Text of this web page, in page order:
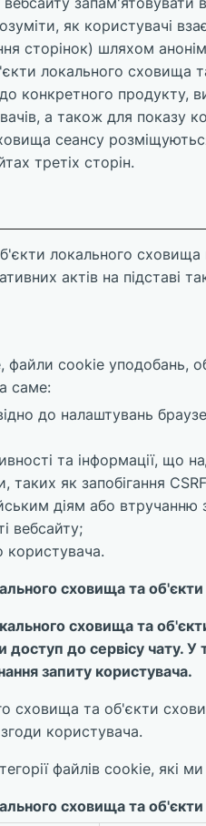
як користувачі
сторінок) шляхом
локального сховища
конкретного продукту,
а також для показу
сеансу
третіх сторін.
локального сховища
актів на підставі
файли cookie уподобань,
саме:
до налаштувань
та інформації, що
таких як запобігання
діям або втручанню
вебсайту;
користувача.
сховища та
сховища та
доступ до сервісу чату.
запиту користувача.
сховища та об'єкти
користувача.
файлів cookie, які
сховища та